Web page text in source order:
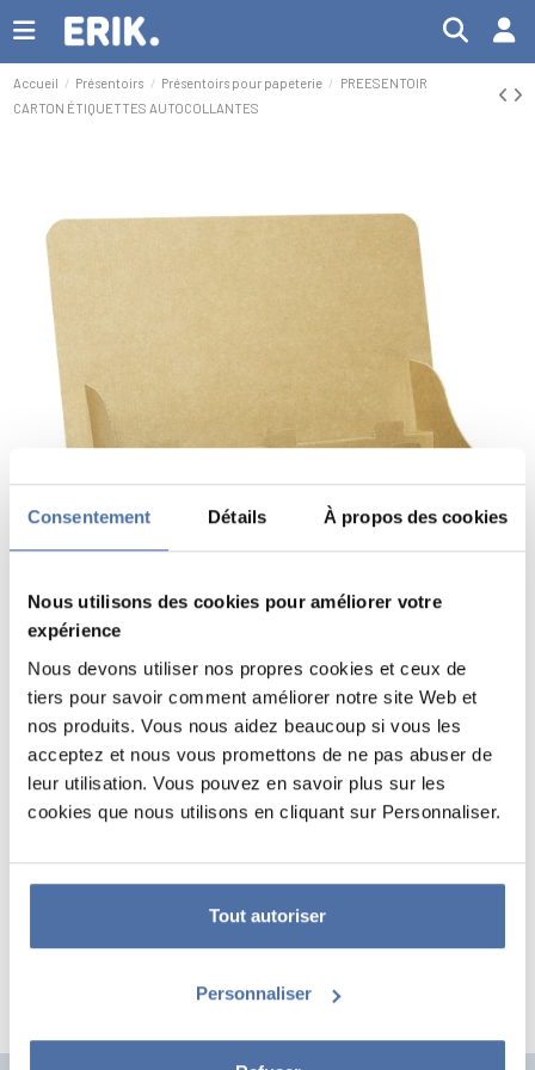
Consentement Détails À propos des cookies
Nous utilisons des cookies pour améliorer votre
expérience
Nous devons utiliser nos propres cookies et ceux de
tiers pour savoir comment améliorer notre site Web et
nos produits. Vous nous aidez beaucoup si vous les
acceptez et nous vous promettons de ne pas abuser de
leur utilisation. Vous pouvez en savoir plus sur les
cookies que nous utilisons en cliquant sur Personnaliser.
Tout autoriser
Personnaliser
Accueil Présentoirs Présentoirs pour papeterie
PREESENTOIR
CARTON ÉTIQUETTES AUTOCOLLANTES
PREESENTOIR CARTON